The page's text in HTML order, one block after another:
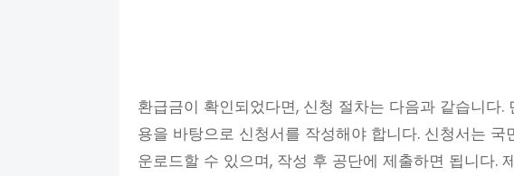
환급금이 확인되었다면, 신청 절차는 다음과 같습니다.
용을 바탕으로 신청서를 작성해야 합니다. 신청서는
운로드할 수 있으며, 작성 후 공단에 제출하면 됩니다.